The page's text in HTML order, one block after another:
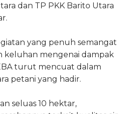
dan TP PKK Barito Utara
yang penuh semangat
keluhan mengenai dampak
turut mencuat dalam
petani yang hadir.
seluas 10 hektar,